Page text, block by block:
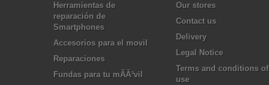
Herramientas de
reparación de
Smartphones
Accesorios para el movil
Reparaciones
Fundas para tu mÃÂ³vil
Our stores
Contact us
Delivery
Legal Notice
Terms and conditions of
use